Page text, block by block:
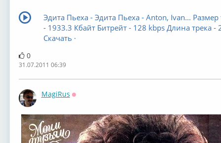
Эдита Пьеха - Эдита Пьеха - Anton, Ivan... Размер
- 1933.3 Кбайт Битрейт - 128 kbps Длина трека -
Скачать ·
0
31.07.2011 06:39
MagiRus